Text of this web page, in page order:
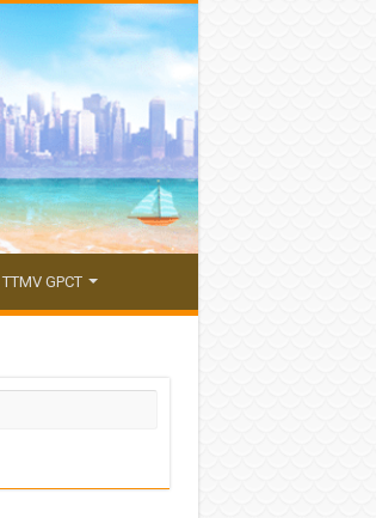
TTMV GPCT